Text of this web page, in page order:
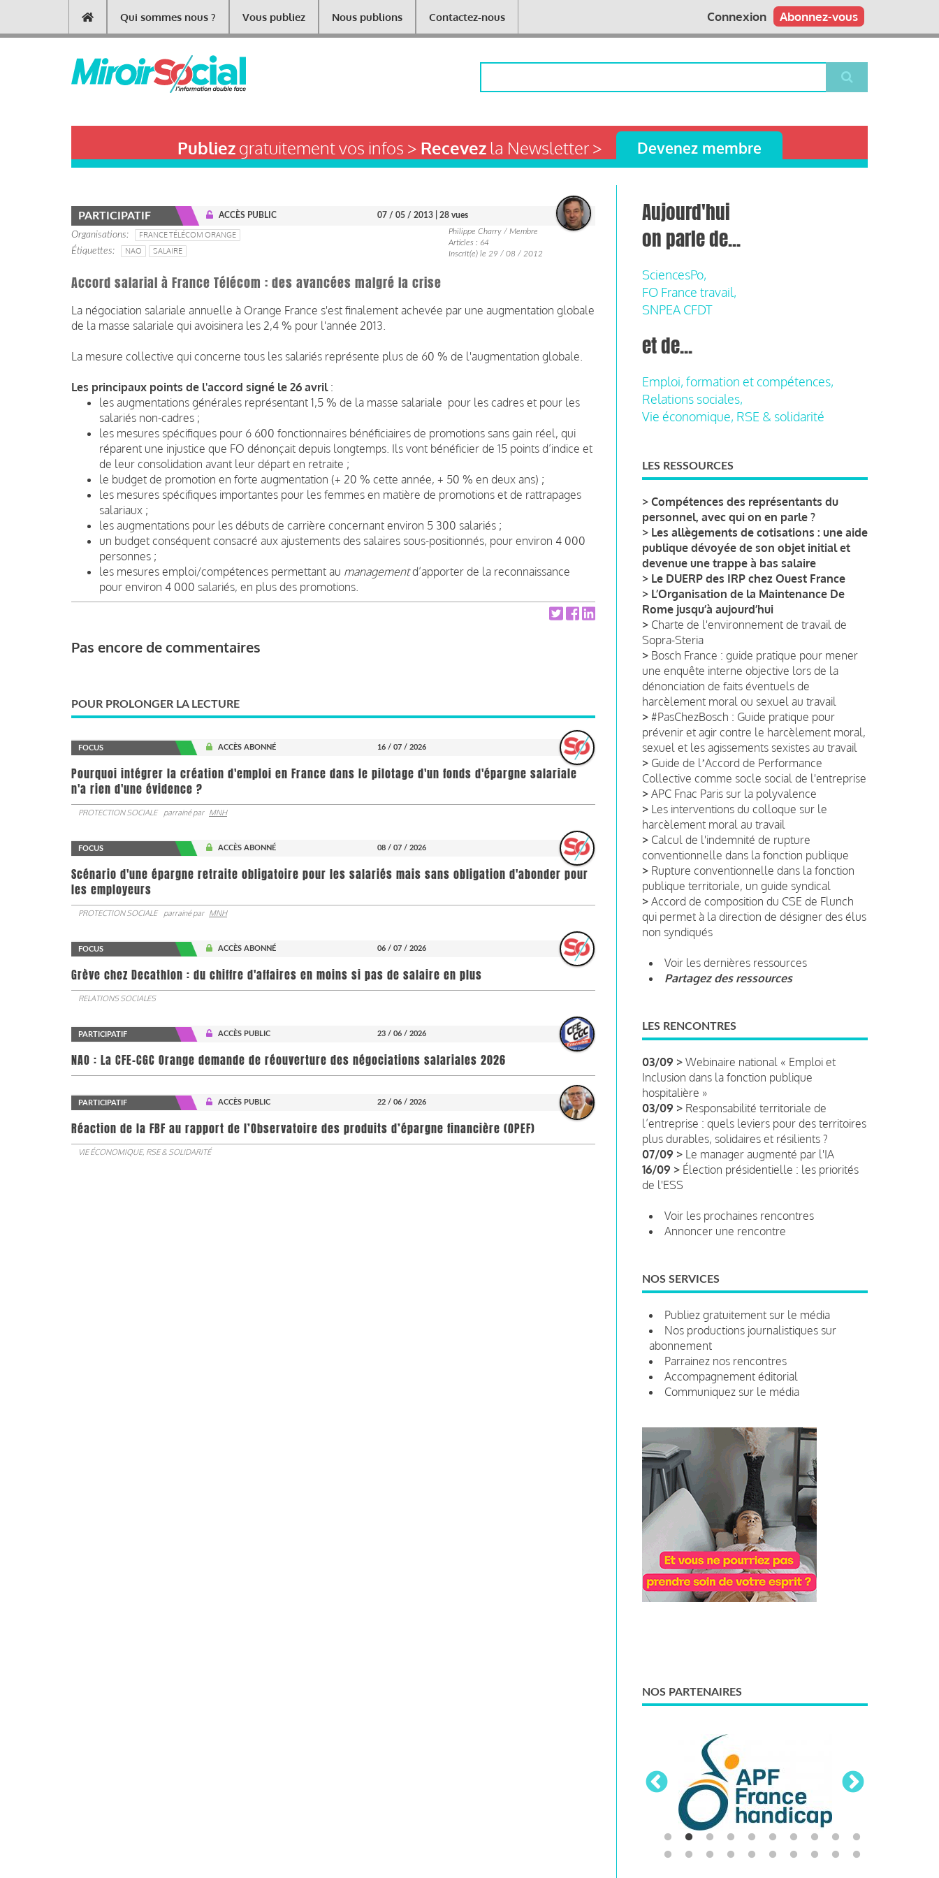
contenu
Main
navigation
Qui sommes nous ? Vous publiez Nous publions Contactez-nous Abonnez-vous
Connexion
Publiezgratuitement vos infos > Recevezla Newsletter > Devenez membre
PARTICIPATIF ACCÈS PUBLIC 07 / 05 / 2013 | 28 vues
Organisations
FRANCE TÉLÉCOM ORANGE
Étiquettes
NAO SALAIRE
Philippe Charry / Membre
Articles : 64
Inscrit(e) le 29 / 08 / 2012
Accord salarial à France Télécom : des avancées malgré la crise
La négociation salariale annuelle à Orange France s'est finalement achevée par une augmentation globale
de la masse salariale qui avoisinera les 2,4 % pour l'année 2013.
La mesure collective qui concerne tous les salariés représente plus de 60 % de l'augmentation globale.
Les principaux points de l'accord signé le 26 avril:
les augmentations générales représentant 1,5 % de la masse salariale pour les cadres et pour les
salariés non-cadres ;
les mesures spécifiques pour 6 600 fonctionnaires bénéficiaires de promotions sans gain réel, qui
réparent une injustice que FO dénonçait depuis longtemps. Ils vont bénéficier de 15 points d’indice et
de leur consolidation avant leur départ en retraite ;
le budget de promotion en forte augmentation (+ 20 % cette année, + 50 % en deux ans) ;
les mesures spécifiques importantes pour les femmes en matière de promotions et de rattrapages
salariaux ;
les augmentations pour les débuts de carrière concernant environ 5 300 salariés ;
un budget conséquent consacré aux ajustements des salaires sous-positionnés, pour environ 4 000
personnes ;
les mesures emploi/compétences permettant au managementd’apporter de la reconnaissance
pour environ 4 000 salariés, en plus des promotions.
Pas encore de commentaires
POUR PROLONGER LA LECTURE
FOCUS ACCÈS ABONNÉ 16 / 07 / 2026
Pourquoi intégrer la création d'emploi en France dans le pilotage d'un fonds d'épargne salariale
n'a rien d'une évidence ?
PROTECTION SOCIALE parrainé par MNH
FOCUS ACCÈS ABONNÉ 08 / 07 / 2026
Scénario d'une épargne retraite obligatoire pour les salariés mais sans obligation d'abonder pour
les employeurs
PROTECTION SOCIALE parrainé par MNH
FOCUS ACCÈS ABONNÉ 06 / 07 / 2026
Grève chez Decathlon : du chiffre d'affaires en moins si pas de salaire en plus
RELATIONS SOCIALES
PARTICIPATIF ACCÈS PUBLIC 23 / 06 / 2026
NAO : La CFE-CGC Orange demande de réouverture des négociations salariales 2026
PARTICIPATIF ACCÈS PUBLIC 22 / 06 / 2026
​​​​​​​Réaction de la FBF au rapport de l’Observatoire des produits d’épargne financière (OPEF)
VIE ÉCONOMIQUE, RSE & SOLIDARITÉ
Aujourd'hui
on parle de...
SciencesPo,
FO France travail,
SNPEA CFDT
et de...
Emploi, formation et compétences,
Relations sociales,
Vie économique, RSE & solidarité
LES RESSOURCES
> Compétences des représentants du
personnel, avec qui on en parle ?
> Les allègements de cotisations : une aide
publique dévoyée de son objet initial et
devenue une trappe à bas salaire
> Le DUERP des IRP chez Ouest France
> L’Organisation de la Maintenance De
Rome jusqu’à aujourd’hui
> Charte de l'environnement de travail de
Sopra-Steria
> Bosch France : guide pratique pour mener
une enquête interne objective lors de la
dénonciation de faits éventuels de
harcèlement moral ou sexuel au travail
> #PasChezBosch : Guide pratique pour
prévenir et agir contre le harcèlement moral,
sexuel et les agissements sexistes au travail
> Guide de lʼAccord de Performance
Collective comme socle social de l'entreprise
> APC Fnac Paris sur la polyvalence
> Les interventions du colloque sur le
harcèlement moral au travail
> Calcul de l'indemnité de rupture
conventionnelle dans la fonction publique
> Rupture conventionnelle dans la fonction
publique territoriale, un guide syndical
> Accord de composition du CSE de Flunch
qui permet à la direction de désigner des élus
non syndiqués
Voir les dernières ressources
Partagez des ressources
LES RENCONTRES
03/09 > Webinaire national « Emploi et
Inclusion dans la fonction publique
hospitalière »
03/09 > Responsabilité territoriale de
l’entreprise : quels leviers pour des territoires
plus durables, solidaires et résilients ?
07/09 > Le manager augmenté par l'IA
16/09 > Élection présidentielle : les priorités
de l'ESS
Voir les prochaines rencontres
Annoncer une rencontre
NOS SERVICES
Publiez gratuitement sur le média
Nos productions journalistiques sur
abonnement
Parrainez nos rencontres
Accompagnement éditorial
Communiquez sur le média
NOS PARTENAIRES